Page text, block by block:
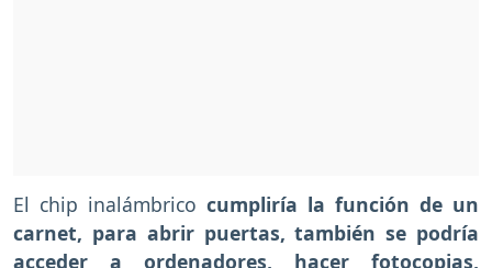
El chip inalámbrico cumpliría la función de un
carnet, para abrir puertas, también se podría
acceder a ordenadores, hacer fotocopias,